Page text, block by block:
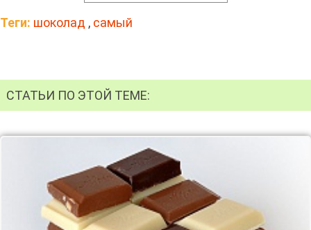
Теги: шоколад , самый
СТАТЬИ ПО ЭТОЙ ТЕМЕ: